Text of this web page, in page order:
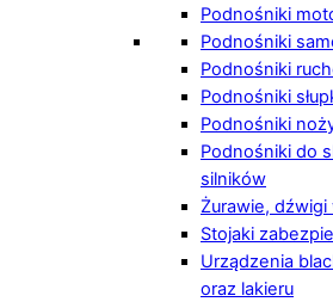
Podnośniki
Podnośniki
Podnośniki
Podnośniki
Podnośniki
Podnośniki do
silników
Żurawie,
Stojaki
Urządzenia
oraz lakieru